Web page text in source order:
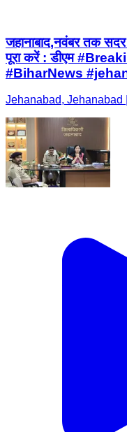
जहानाबाद,नवंबर तक
पूरा करें : डीएम
#BiharNews
Jehanabad, Jehanabad